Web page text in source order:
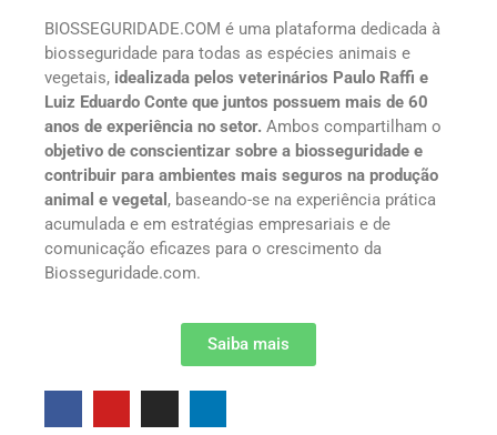
BIOSSEGURIDADE.COM é uma plataforma dedicada à
biosseguridade para todas as espécies animais e
vegetais, idealizada pelos veterinários Paulo Raffi e
Luiz Eduardo Conte que juntos possuem mais de 60
anos de experiência no setor. Ambos compartilham o
objetivo de conscientizar sobre a biosseguridade e
contribuir para ambientes mais seguros na produção
animal e vegetal , baseando-se na experiência prática
acumulada e em estratégias empresariais e de
comunicação eficazes para o crescimento da
Biosseguridade.com.
Saiba mais